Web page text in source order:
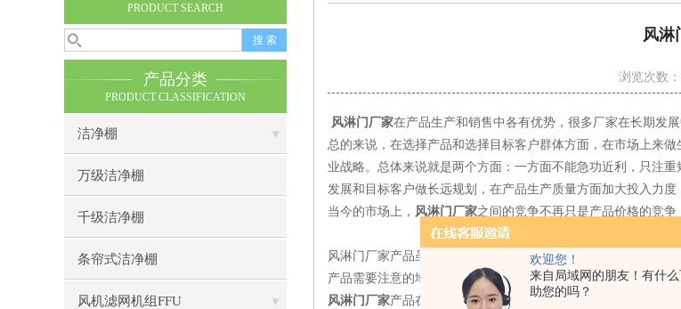
欢迎您！
来自局域网的朋友！有什
助您的吗？
PRODUCT SEARCH
产品分类
PRODUCT CLASSIFICATION
洁净棚
万级洁净棚
千级洁净棚
条帘式洁净棚
风机滤网机组FFU
风淋
浏览次数：
风淋门厂家在产品生产和销售中各有优势，很多厂家在长期发
总的来说，在选择产品和选择目标客户群体方面，在市场上来
业战略。总体来说就是两个方面：一方面不能急功近利，只注
发展和目标客户做长远规划，在产品生产质量方面加大投入力度
当今的市场上， 风淋门厂家之间的竞争不再只是产品价格的竞
风淋门厂家产品虽然不属于易碎物品，但是在装卸的过程中也
产品需要注意的地方，这样也可以避免造成不必要的损坏。
风淋门厂家产品在生产调试完不锈钢风淋室后，会对产品进行